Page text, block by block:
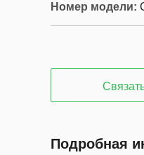
Номер модели:
Подробная